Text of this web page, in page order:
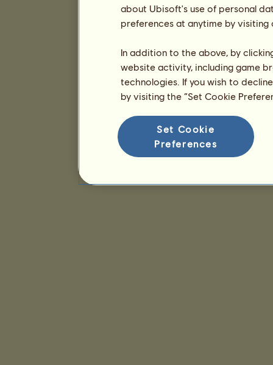
about Ubisoft's use of personal
preferences at anytime by
In addition to the above, by
website activity, including game
technologies. If you wish to
by visiting the “Set Cookie
Set Cookie
Preferences